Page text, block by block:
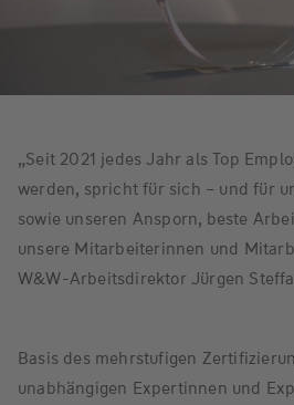
„Seit 2021 jedes Jahr als Top
werden, spricht für sich – und für
sowie unseren Ansporn, beste
unsere Mitarbeiterinnen und
W&W-Arbeitsdirektor Jürgen
Basis des mehrstufigen
unabhängigen Expertinnen und